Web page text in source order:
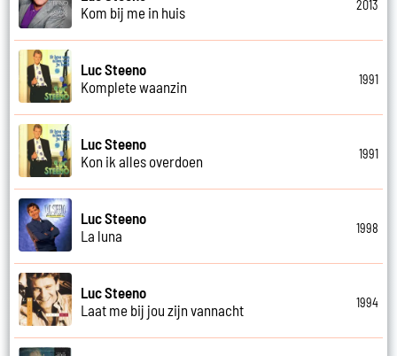
Kom bij me in huis
2013
Luc Steeno
Komplete waanzin
1991
Luc Steeno
Kon ik alles overdoen
1991
Luc Steeno
La luna
1998
Luc Steeno
Laat me bij jou zijn vannacht
1994